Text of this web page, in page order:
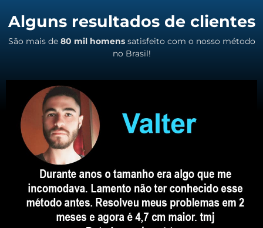
Alguns resultados de clientes
São mais de 80 mil homenssatisfeito com o nosso método
no Brasil!